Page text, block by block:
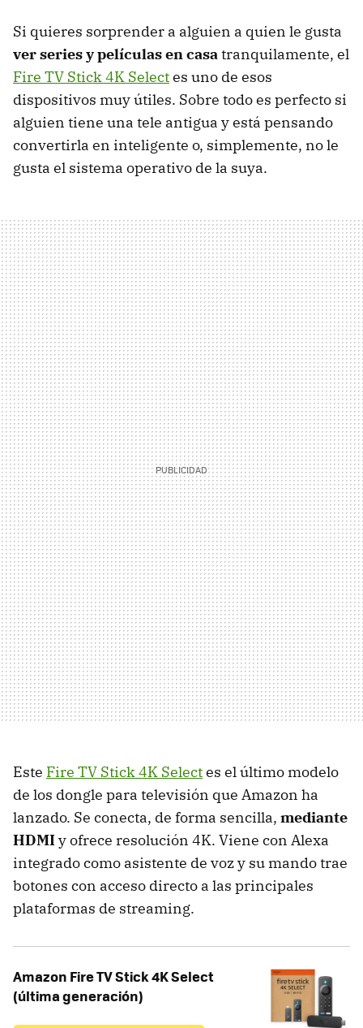
Si quieres sorprender a alguien a quien le gusta
ver series y películas en casatranquilamente, el
Fire TV Stick 4K Selectes uno de esos
dispositivos muy útiles. Sobre todo es perfecto si
alguien tiene una tele antigua y está pensando
convertirla en inteligente o, simplemente, no le
gusta el sistema operativo de la suya.
Este Fire TV Stick 4K Selectes el último modelo
de los dongle para televisión que Amazon ha
lanzado. Se conecta, de forma sencilla, mediante
HDMIy ofrece resolución 4K. Viene con Alexa
integrado como asistente de voz y su mando trae
botones con acceso directo a las principales
plataformas de streaming.
Amazon Fire TV Stick 4K Select
(última generación)